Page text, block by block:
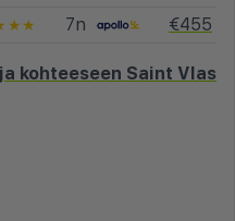
7n €455
kohteeseen Saint Vlas